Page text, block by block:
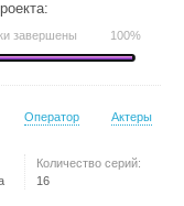
завершены 100%
Оператор Актеры
Количество серий:
16